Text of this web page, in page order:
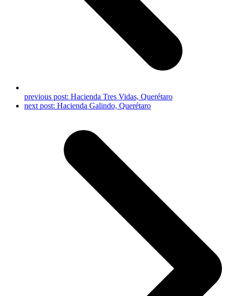
previous post: Hacienda Tres Vidas, Querétaro
next post: Hacienda Galindo, Querétaro